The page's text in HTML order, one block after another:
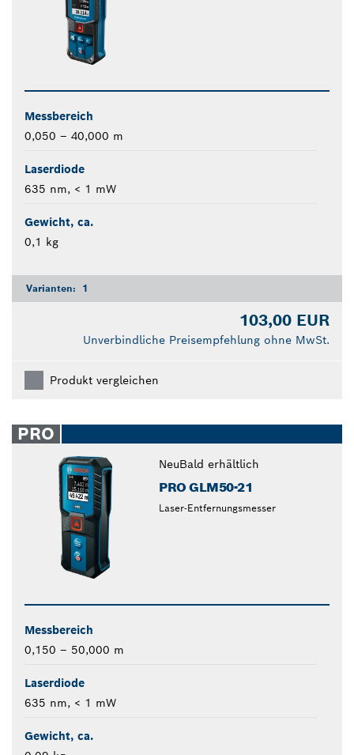
Messbereich
0,050 – 40,000 m
Laserdiode
635 nm, < 1 mW
Gewicht, ca.
0,1 kg
Varianten: 1
103,00 EUR
Unverbindliche Preisempfehlung ohne MwSt.
Produkt vergleichen
PRO
NeuBald erhältlich
PRO GLM50-21
Laser-Entfernungsmesser
Messbereich
0,150 – 50,000 m
Laserdiode
635 nm, < 1 mW
Gewicht, ca.